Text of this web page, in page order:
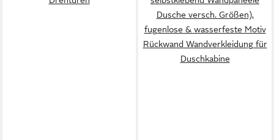
Dusche versch. Größen),
fugenlose & wasserfeste Motiv
Rückwand Wandverkleidung für
Duschkabine